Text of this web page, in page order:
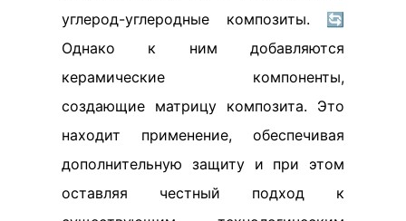
углерод-углеродные композиты. 🔄
Однако к ним добавляются
керамические компоненты,
создающие матрицу композита. Это
находит применение, обеспечивая
дополнительную защиту и при этом
оставляя честный подход к